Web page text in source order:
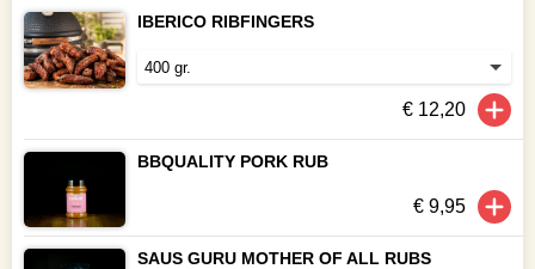
IBERICO RIBFINGERS
€ 12,20
BBQUALITY PORK RUB
€ 9,95
SAUS GURU MOTHER OF ALL RUBS